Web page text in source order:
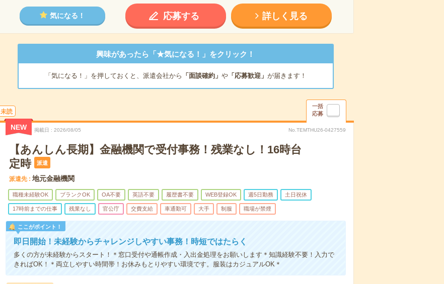
気になる！ 応募する 詳しく見る
興味があったら「★気になる！」をクリック！
「気になる！」を押しておくと、派遣会社から 「面談確約」 や「応募歓迎」 が届きます！
未読
一括
応募
NEW 掲載日 2026/08/05 No.TEMTHU26-0427559
【あんしん長期】金融機関で受付事務！残業なし！16時台
定時
派遣
派遣先 地元金融機関
職種未経験OK ブランクOK OA不要 英語不要 履歴書不要 WEB登録OK 週5日勤務 土日祝休
17時前までの仕事 残業なし 官公庁 交費支給 車通勤可 大手 制服 職場が禁煙
ここがポイント！
即日開始！未経験からチャレンジしやすい事務！時短ではたらく
多くの方が未経験からスタート！＊窓口受付や通帳作成・入出金処理をお願いします＊知識経験不要！入力で
きればOK！＊両立しやすい時間帯！お休みもとりやすい環境です。服装はカジュアルOK＊